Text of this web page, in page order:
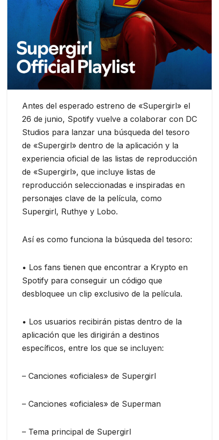
Antes del esperado estreno de «Supergirl» el
26 de junio, Spotify vuelve a colaborar con DC
Studios para lanzar una búsqueda del tesoro
de «Supergirl» dentro de la aplicación y la
experiencia oficial de las listas de reproducción
de «Supergirl», que incluye listas de
reproducción seleccionadas e inspiradas en
personajes clave de la película, como
Supergirl, Ruthye y Lobo.
Así es como funciona la búsqueda del tesoro:
• Los fans tienen que encontrar a Krypto en
Spotify para conseguir un código que
desbloquee un clip exclusivo de la película.
• Los usuarios recibirán pistas dentro de la
aplicación que les dirigirán a destinos
específicos, entre los que se incluyen:
– Canciones «oficiales» de Supergirl
– Canciones «oficiales» de Superman
– Tema principal de Supergirl